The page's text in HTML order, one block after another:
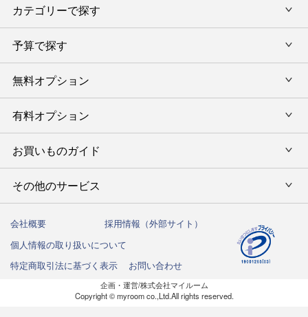
結婚内祝い・引出物
出産内祝い・お返し
香典返し・法要引出物
新築内祝い・引越ご挨拶
入学内祝い
お祝い
結婚祝い
出産祝い
旅行カタログギフト
カタログギフトランキング
今治タオル特集
カテゴリーで探す
カタログギフト
グルメ限定カタログギフト
タオルギフト
キッチンウェア
インテリア・雑貨
洗剤・アロマ
予算で探す
カタログギフトを予算で選ぶ
タオルギフトを予算で選ぶ
その他のギフトを予算で選ぶ
無料オプション
ラッピング
のし
命名札
有料オプション
風呂敷
写真入メッセージカード
弔事用 挨拶状
お買いものガイド
初めての方へ
ご注文方法
送料・お支払い方法
カタログギフトの納期について
商品お届けまでの流れ
その他のサービス
法人向けサービス
ハガキ紛失の方はこちら
会社概要
採用情報（外部サイト）
個人情報の取り扱いについて
特定商取引法に基づく表示
お問い合わせ
企画・運営/株式会社マイルーム
Copyright © myroom co.,Ltd.All rights reserved.